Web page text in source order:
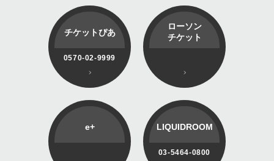
チケットぴあ
0570-02-9999
ローソン
チケット
e+ LIQUIDROOM
03-5464-0800